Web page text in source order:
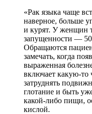
«Рак языка чаще
наверное, больше
и курят. У женщин
запущенности —
Обращаются
замечать, когда
выраженная
включает какую-то
затруднять
глотание и быть
какой-либо пищи,
кислой.